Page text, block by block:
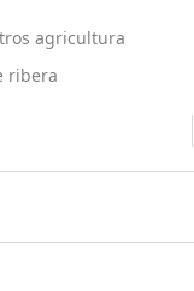
agricultura
ribera